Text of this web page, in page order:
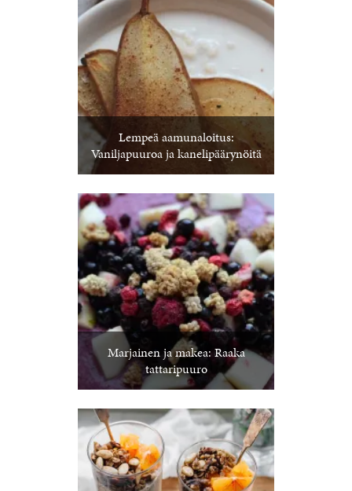
Lempeä aamunaloitus:
Vaniljapuuroa ja kanelipäärynöitä
Marjainen ja makea: Raaka
tattaripuuro